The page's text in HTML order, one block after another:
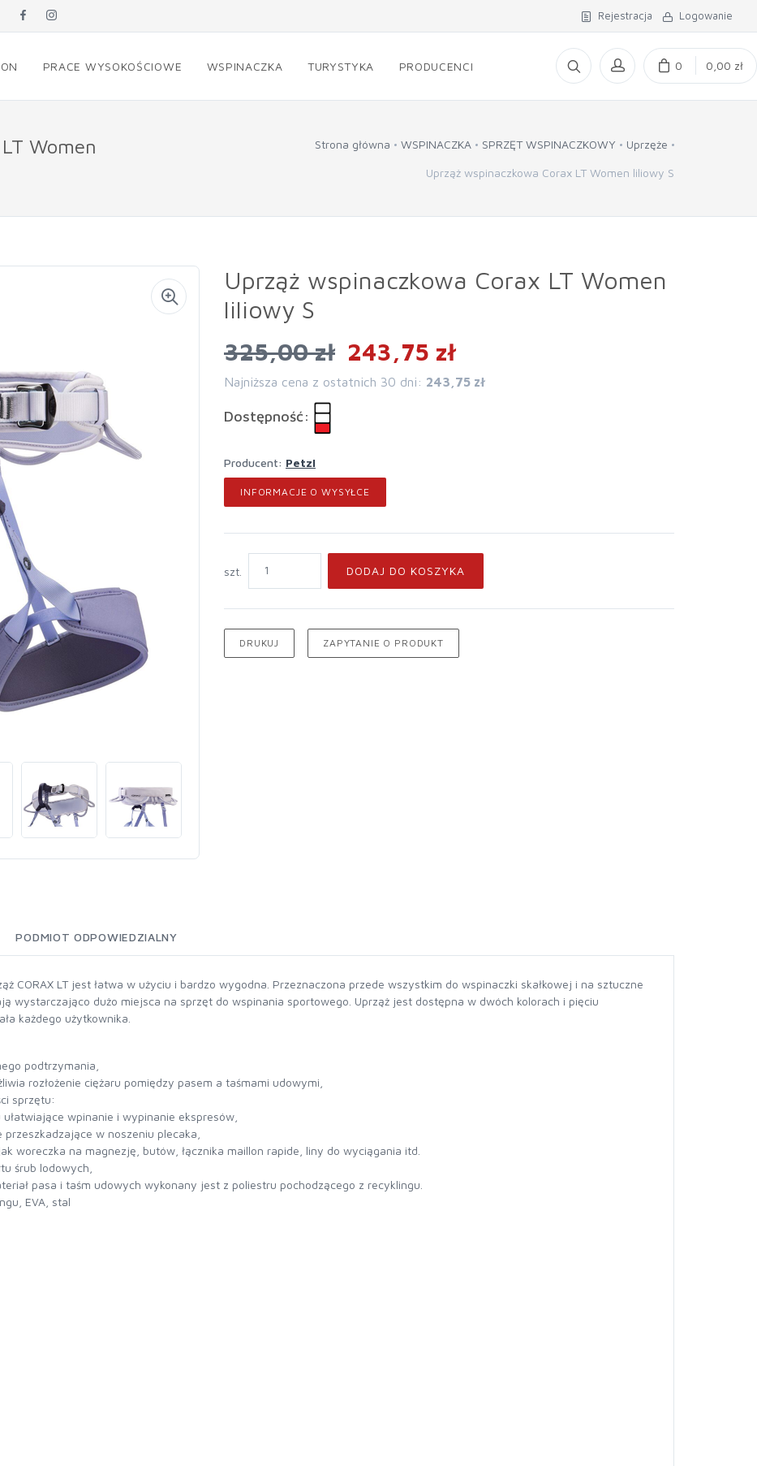
Rejestracja Logowanie
ON PRACE WYSOKOŚCIOWE WSPINACZKA TURYSTYKA PRODUCENCI 0 0,00 zł
Women
Strona główna WSPINACZKA SPRZĘT WSPINACZKOWY Uprzęże
Uprząż wspinaczkowa Corax LT Women liliowy S
Uprząż wspinaczkowa Corax LT Women
liliowy S
325,00 zł 243,75 zł
Najniższa cena z ostatnich 30 dni: 243,75 zł
Dostępność:
Producent: Petzl
INFORMACJE O WYSYŁCE
szt. DODAJ DO KOSZYKA
DRUKUJ ZAPYTANIE O PRODUKT
PODMIOT ODPOWIEDZIALNY
CORAX LT jest łatwa w użyciu i bardzo wygodna. Przeznaczona przede wszystkim do wspinaczki skałkowej i na sztuczne
wystarczająco dużo miejsca na sprzęt do wspinania sportowego. Uprząż jest dostępna w dwóch kolorach i pięciu
każdego użytkownika.
podtrzymania,
rozłożenie ciężaru pomiędzy pasem a taśmami udowymi,
sprzętu:
wpinanie i wypinanie ekspresów,
w noszeniu plecaka,
woreczka na magnezję, butów, łącznika maillon rapide, liny do wyciągania itd.
śrub lodowych,
pasa i taśm udowych wykonany jest z poliestru pochodzącego z recyklingu.
EVA, stal